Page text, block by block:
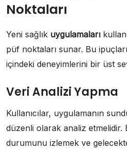
Noktaları
Yeni sağlık uygulamaları
püf noktaları sunar. Bu
içindeki deneyimlerini bir üst
Veri Analizi Yapma
Kullanıcılar, uygulamanın
düzenli olarak analiz etmelidir.
durumunu izlemek ve